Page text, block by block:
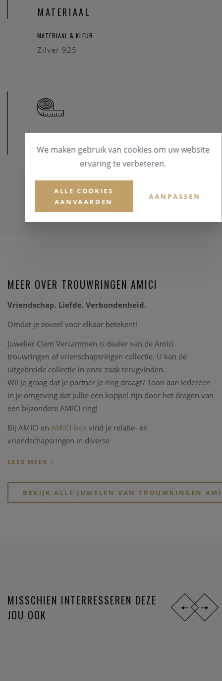
MATERIAAL
MATERIAAL & KLEUR
Zilver 925
AFMETINGEN
MEER OVER TROUWRINGEN AMICI
Vriendschap. Liefde. Verbondenheid.
Omdat je zoveel voor elkaar betekent!
Juwelier Clem Vercammen is dealer van de Amici
trouwringen of vrienschapsringen collectie. U kan de
uitgebreide collectie in onze zaak terugvinden.
Wil je graag dat je partner je ring draagt? Toon aan iedereen
in je omgeving dat jullie een koppel zijn door het dragen van
een bijzondere AMICI ring!
Bij AMICI en AMICI-box vind je relatie- en
vriendschapsringen in diverse
goed betaalbare hippe ringen? Of, wil je eindelijk, na zoveel
design?BEKIJK ALLE JUWELEN VAN TROUWRINGEN
MISSCHIEN INTERRESSEREN DEZE
JOU OOK
We maken gebruik van cookies om uw website
ervaring te verbeteren.
ALLE COOKIES
AANVAARDEN
AANPASSEN